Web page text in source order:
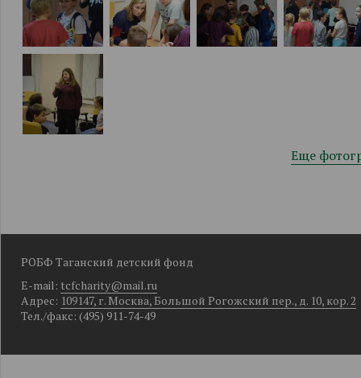
Еще
РОБФ Таганский детский фонд
E-mail: tcfcharity@mail.ru
Адрес: 109147, г. Москва, Большой Рогожский пер., д. 10, кор. 2
Тел./факс: (495) 911-74-49